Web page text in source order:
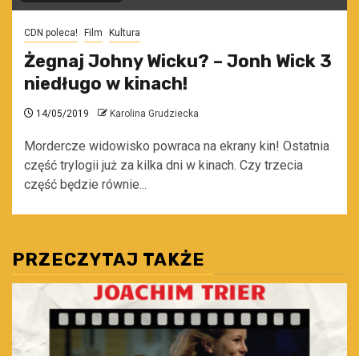
CDN poleca! Film Kultura
Żegnaj Johny Wicku? – Jonh Wick 3
niedługo w kinach!
14/05/2019 Karolina Grudziecka
Mordercze widowisko powraca na ekrany kin! Ostatnia
część trylogii już za kilka dni w kinach. Czy trzecia
część będzie równie...
PRZECZYTAJ TAKŻE